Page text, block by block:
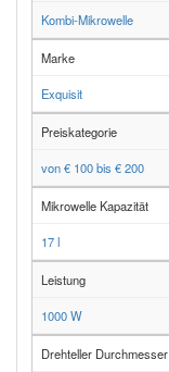
Kombi-Mikrowelle
Marke
Exquisit
Preiskategorie
von € 100 bis € 200
Mikrowelle Kapazität
17 l
Leistung
1000 W
Drehteller Durchmesser